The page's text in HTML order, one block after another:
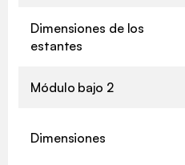
Dimensiones de los
estantes
Módulo bajo 2
Dimensiones